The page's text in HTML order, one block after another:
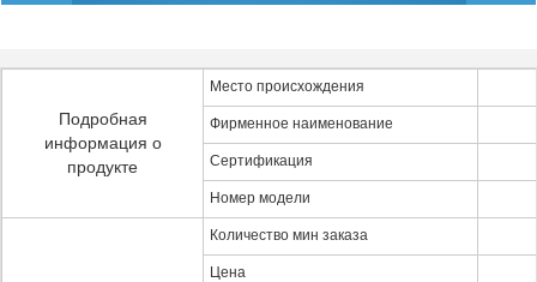
Подробная
информация о
продукте
Место происхождения
Фирменное наименование
Сертификация
Номер модели
Количество мин заказа
Цена